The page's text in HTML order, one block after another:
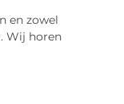
en zowel
Wij horen